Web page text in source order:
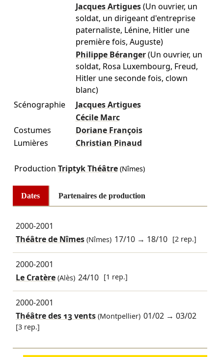
Jacques Artigues (Un ouvrier, un
soldat, un dirigeant d'entreprise
paternaliste, Lénine, Hitler une
première fois, Auguste)
Philippe Béranger (Un ouvrier, un
soldat, Rosa Luxembourg, Freud,
Hitler une seconde fois, clown
blanc)
Scénographie
Jacques Artigues
Cécile Marc
Costumes
Doriane François
Lumières
Christian Pinaud
Production Triptyk Théâtre(Nîmes)
Dates Partenaires de production
2000-2001
Théâtre de Nîmes(Nîmes) 17/10 → 18/10 [2 rep.]
2000-2001
Le Cratère(Alès) 24/10 [1 rep.]
2000-2001
Théâtre des 13 vents(Montpellier) 01/02 →03/02
[3 rep.]